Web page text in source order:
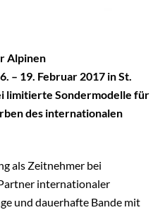
Alpinen
– 19. Februar 2017 in St.
limitierte Sondermodelle für
des internationalen
als Zeitnehmer bei
internationaler
und dauerhafte Bande mit